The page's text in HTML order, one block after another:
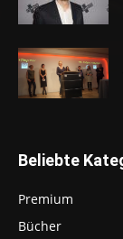
Beliebte
Premium
Bücher